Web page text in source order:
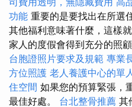
功能 重要的是要找出在所選
其他福利意味著什麼，這樣
家人的度假會得到充分的照
台胞證照片要求及規範 專業
方位照護 老人養護中心的單
住空間 如果您的預算緊張，
最佳好處。 台北整骨推薦 其